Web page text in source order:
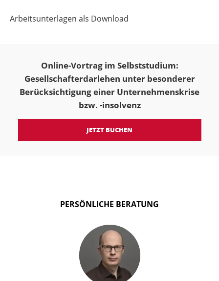
Arbeitsunterlagen als Download
Online-Vortrag im Selbststudium:
Gesellschafterdarlehen unter besonderer
Berücksichtigung einer Unternehmenskrise
bzw. -insolvenz
JETZT BUCHEN
PERSÖNLICHE BERATUNG